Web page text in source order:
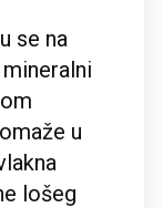
se na
u
lošeg